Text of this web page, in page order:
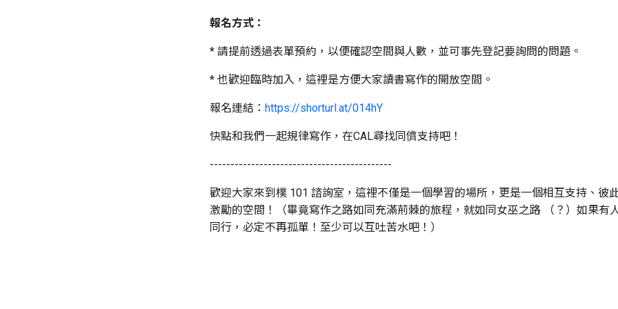
報名方式：
* 請提前透過表單預約，以便確認空間與人數，並可事先登記要詢問的問題。
* 也歡迎臨時加入，這裡是方便大家讀書寫作的開放空間。
報名連結： https://shorturl.at/014hY
快點和我們一起規律寫作，在CAL尋找同儕支持吧！
--------------------------------------------
歡迎大家來到樸 101 諮詢室，這裡不僅是一個學習的場所，更是一個相互支持、彼
激勵的空間！（畢竟寫作之路如同充滿荊棘的旅程，就如同女巫之路 （？）如果有
同行，必定不再孤單！至少可以互吐苦水吧！）